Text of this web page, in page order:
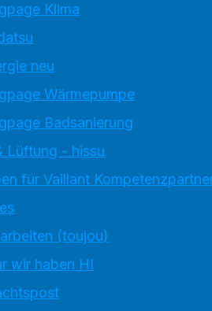
Klima
neu
Wärmepumpe
Badsanierung
Lüftung - hissu
für Vaillant
(toujou)
wir haben HI